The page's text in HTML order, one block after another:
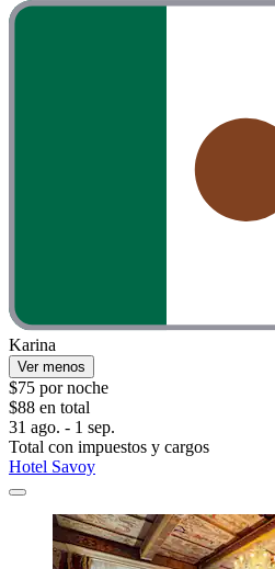
Karina
Ver menos
$75 por noche
$88 en total
31 ago. - 1 sep.
Total con impuestos y cargos
Hotel Savoy